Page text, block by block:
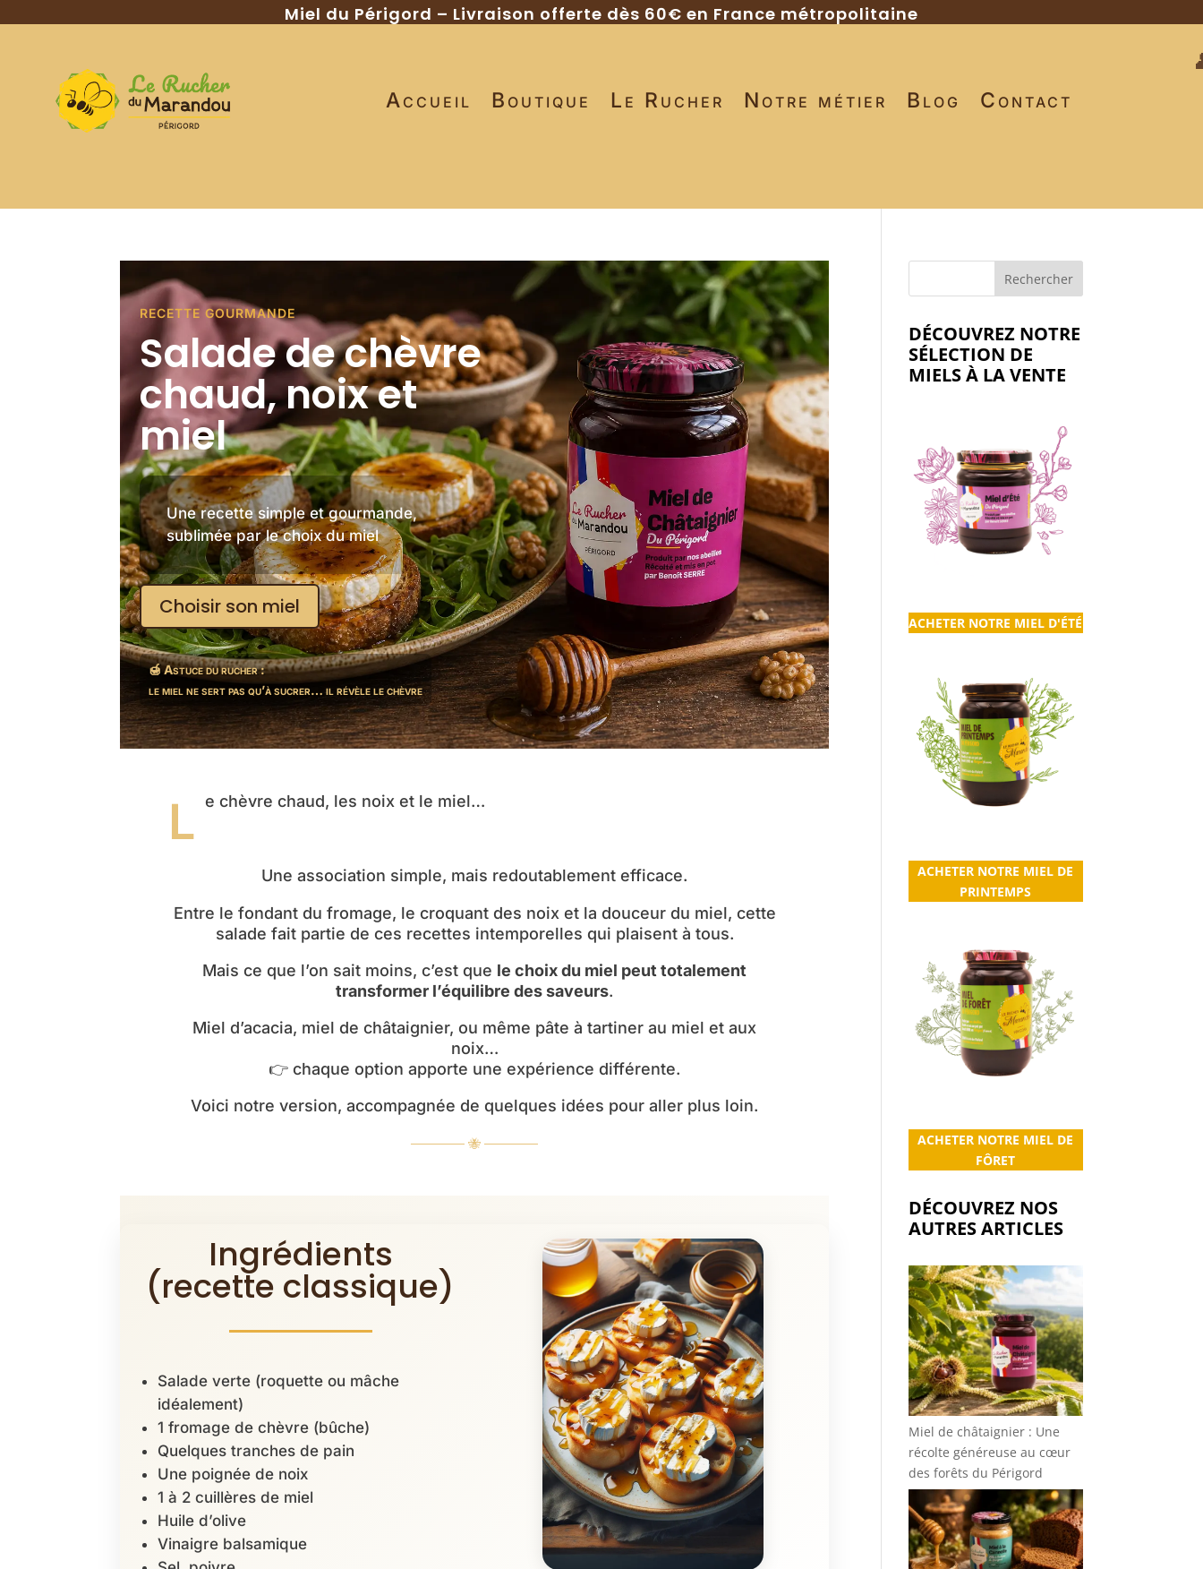
Miel du Périgord – Livraison offerte dès 60€ en France métropolitaine
Accueil Boutique Le Rucher Notre métier Blog Contact
RECETTE GOURMANDE
Salade de chèvre
chaud, noix et
miel
Une recette simple et gourmande,
sublimée par le choix du miel
Choisir son miel
🍯 Astuce du rucher :
le miel ne sert pas qu’à sucrer… il révèle le chèvre
Le chèvre chaud, les noix et le miel…
Une association simple, mais redoutablement efficace.
Entre le fondant du fromage, le croquant des noix et la douceur du miel, cette
salade fait partie de ces recettes intemporelles qui plaisent à tous.
Mais ce que l’on sait moins, c’est que le choix du miel peut totalement
transformer l’équilibre des saveurs.
Miel d’acacia, miel de châtaignier, ou même pâte à tartiner au miel et aux
noix…
👉 chaque option apporte une expérience différente.
Voici notre version, accompagnée de quelques idées pour aller plus loin.
────── 🐝 ──────
Ingrédients
(recette classique)
Salade verte (roquette ou mâche
idéalement)
1 fromage de chèvre (bûche)
Quelques tranches de pain
Une poignée de noix
1 à 2 cuillères de miel
Huile d’olive
Vinaigre balsamique
DÉCOUVREZ NOTRE
SÉLECTION DE
MIELS À LA VENTE
ACHETER NOTRE MIEL D'ÉTÉ
ACHETER NOTRE MIEL DE
PRINTEMPS
ACHETER NOTRE MIEL DE
FÔRET
DÉCOUVREZ NOS
AUTRES ARTICLES
Miel de châtaignier : Une
récolte généreuse au cœur
des forêts du Périgord